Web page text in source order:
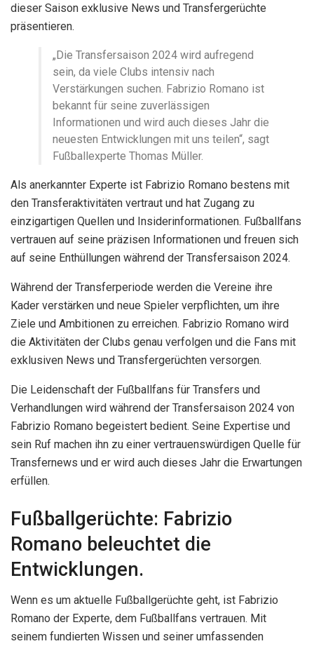
dieser Saison exklusive News und Transfergerüchte
präsentieren.
„Die Transfersaison 2024 wird aufregend
sein, da viele Clubs intensiv nach
Verstärkungen suchen. Fabrizio Romano ist
bekannt für seine zuverlässigen
Informationen und wird auch dieses Jahr die
neuesten Entwicklungen mit uns teilen“, sagt
Fußballexperte Thomas Müller.
Als anerkannter Experte ist Fabrizio Romano bestens mit
den Transferaktivitäten vertraut und hat Zugang zu
einzigartigen Quellen und Insiderinformationen. Fußballfans
vertrauen auf seine präzisen Informationen und freuen sich
auf seine Enthüllungen während der Transfersaison 2024.
Während der Transferperiode werden die Vereine ihre
Kader verstärken und neue Spieler verpflichten, um ihre
Ziele und Ambitionen zu erreichen. Fabrizio Romano wird
die Aktivitäten der Clubs genau verfolgen und die Fans mit
exklusiven News und Transfergerüchten versorgen.
Die Leidenschaft der Fußballfans für Transfers und
Verhandlungen wird während der Transfersaison 2024 von
Fabrizio Romano begeistert bedient. Seine Expertise und
sein Ruf machen ihn zu einer vertrauenswürdigen Quelle für
Transfernews und er wird auch dieses Jahr die Erwartungen
erfüllen.
Fußballgerüchte: Fabrizio
Romano beleuchtet die
Entwicklungen.
Wenn es um aktuelle Fußballgerüchte geht, ist Fabrizio
Romano der Experte, dem Fußballfans vertrauen. Mit
seinem fundierten Wissen und seiner umfassenden